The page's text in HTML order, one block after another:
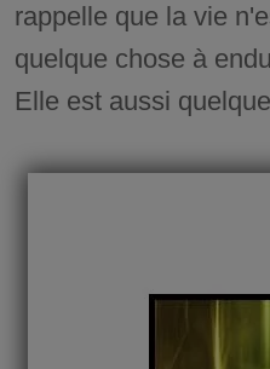
rappelle que la vie
quelque chose à
Elle est aussi